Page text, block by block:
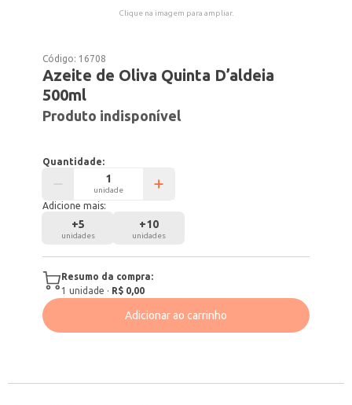
Clique na imagem para ampliar.
Código: 16708
Azeite de Oliva Quinta D’aldeia
500ml
Produto indisponível
Quantidade:
unidade
Adicione mais:
+5
unidades
+10
unidades
Resumo da compra:
1 unidade · R$ 0,00
Adicionar ao carrinho